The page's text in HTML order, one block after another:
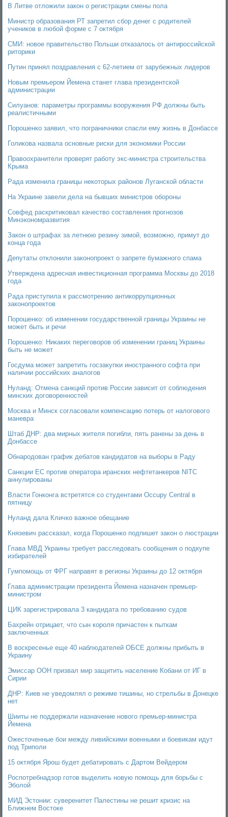
В Литве отложили закон о регистрации смены пола
Министр образования РТ запретил сбор денег с родителей
учеников в любой форме с 7 октября
СМИ: новое правительство Польши отказалось от антироссийской
риторики
Путин принял поздравления с 62-летием от зарубежных лидеров
Новым премьером Йемена станет глава президентской
администрации
Силуанов: параметры программы вооружения РФ должны быть
реалистичными
Порошенко заявил, что пограничники спасли ему жизнь в Донбассе
Голикова назвала основные риски для экономики России
Правоохранители проверят работу экс-министра строительства
Крыма
Рада изменила границы некоторых районов Луганской области
На Украине завели дела на бывших министров обороны
Совфед раскритиковал качество составления прогнозов
Минэкономразвития
Закон о штрафах за летнюю резину зимой, возможно, примут до
конца года
Депутаты отклонили законопроект о запрете бумажного спама
Утверждена адресная инвестиционная программа Москвы до 2018
года
Рада приступила к рассмотрению антикоррупционных
законопроектов
Порошенко: об изменении государственной границы Украины не
может быть и речи
Порошенко: Никаких переговоров об изменении границ Украины
быть не может
Госдума может запретить госзакупки иностранного софта при
наличии российских аналогов
Нуланд: Отмена санкций против России зависит от соблюдения
минских договоренностей
Москва и Минск согласовали компенсацию потерь от налогового
маневра
Штаб ДНР: два мирных жителя погибли, пять ранены за день в
Донбассе
Обнародован график дебатов кандидатов на выборы в Раду
Санкции ЕС против оператора иранских нефтетанкеров NITC
аннулированы
Власти Гонконга встретятся со студентами Occupy Central в
пятницу
Нуланд дала Кличко важное обещание
Князевич рассказал, когда Порошенко подпишет закон о люстрации
Глава МВД Украины требует расследовать сообщения о подкупе
избирателей
Гумпомощь от ФРГ направят в регионы Украины до 12 октября
Глава администрации президента Йемена назначен премьер-
министром
ЦИК зарегистрировала 3 кандидата по требованию судов
Бахрейн отрицает, что сын короля причастен к пыткам
заключенных
В воскресенье еще 40 наблюдателей ОБСЕ должны прибыть в
Украину
Эмиссар ООН призвал мир защитить население Кобани от ИГ в
Сирии
ДНР: Киев не уведомлял о режиме тишины, но стрельбы в Донецке
нет
Шииты не поддержали назначение нового премьер-министра
Йемена
Ожесточенные бои между ливийскими военными и боевикам идут
под Триполи
15 октября Ярош будет дебатировать с Дартом Вейдером
Роспотребнадзор готов выделить новую помощь для борьбы с
Эболой
МИД Эстонии: суверенитет Палестины не решит кризис на
Ближнем Востоке